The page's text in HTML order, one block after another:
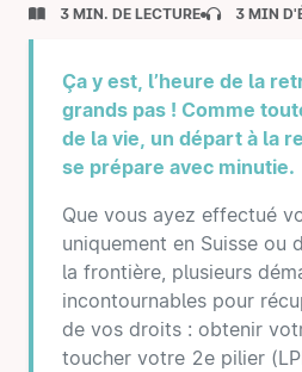
3 MIN. DE LECTURE 3 MIN
Ça y est, l’heure de la
grands pas ! Comme
de la vie, un départ à la
se prépare avec minutie.
Que vous ayez effectué
uniquement en Suisse ou
la frontière, plusieurs
incontournables pour
de vos droits : obtenir
toucher votre 2e pilier